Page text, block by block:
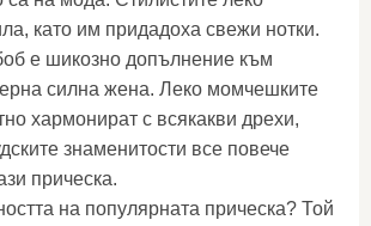
като им придадоха свежи нотки.
е шикозно допълнение към
силна жена. Леко момчешките
хармонират с всякакви дрехи,
знаменитости все повече
прическа.
на популярната прическа? Той